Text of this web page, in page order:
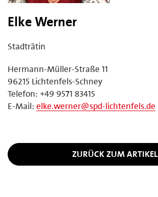
Elke Werner
Stadträtin
Hermann-Müller-Straße 11
96215 Lichtenfels-Schney
Telefon: +49 9571 83415
E-Mail: elke.werner@spd-lichtenfels.de
ZURÜCK ZUM ARTIKEL